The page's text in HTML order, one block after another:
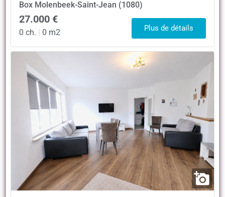
Box Molenbeek-Saint-Jean (1080)
27.000 €
0 ch. 0 m2 Plus de détails